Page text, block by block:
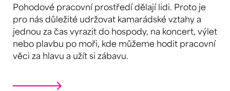
Pohodové pracovní prostředí dělají lidi. Proto je
pro nás důležité udržovat kamarádské vztahy a
jednou za čas vyrazit do hospody, na koncert, výlet
nebo plavbu po moři, kde můžeme hodit pracovní
věci za hlavu a užít si zábavu.